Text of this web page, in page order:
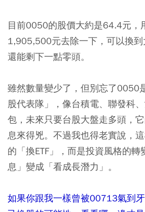
目前0050的股價大約是64.4元，
1,905,500元去除一下，可以換到
還能剩下一點零頭。
雖然數量變少了，但別忘了0050
股代表隊」，像台積電、聯發科
包，未來只要台股大盤走多頭，
息來得兇。不過我也得老實說，
的「換ETF」，而是投資風格的轉
息」變成「看成長潛力」。
如果你跟我一樣曾被00713氣到